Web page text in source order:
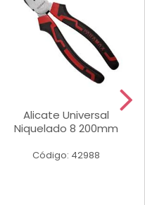
Alicate Universal
Niquelado 8 200mm
Código: 42988